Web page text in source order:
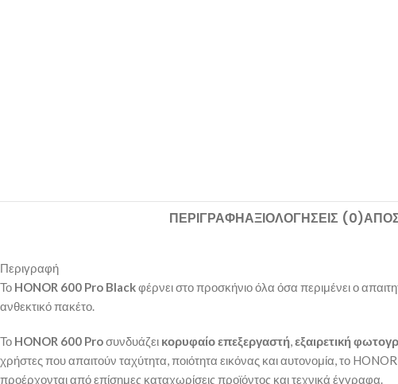
ΠΕΡΙΓΡΑΦΉΑΞΙΟΛΟΓΉΣΕΙΣ (0)
Περιγραφή
Το HONOR 600 Pro Blackφέρνει στο προσκήνιο όλα όσα περιμένει ο
ανθεκτικό πακέτο.
Το HONOR 600 Proσυνδυάζει κορυφαίο επεξεργαστή,εξαιρετική
χρήστες που απαιτούν ταχύτητα, ποιότητα εικόνας και αυτονομία, το
προέρχονται από επίσημες καταχωρίσεις προϊόντος και τεχνικά έγγραφα.